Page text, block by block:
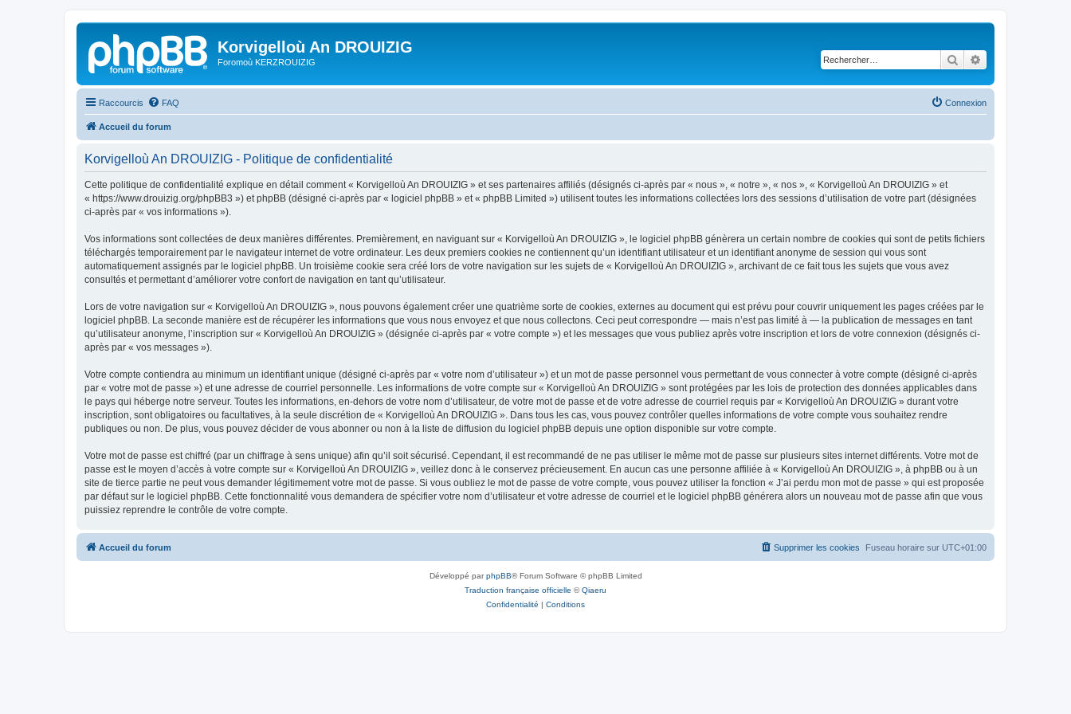
Korvigelloù An DROUIZIG
Foromoù KERZROUIZIG Rechercher
Raccourcis FAQ Connexion
Accueil du forum
Korvigelloù An DROUIZIG - Politique de confidentialité
Cette politique de confidentialité explique en détail comment « Korvigelloù An DROUIZIG » et ses partenaires affiliés (désignés ci-après par « nous », « notre », « nos », « Korvigelloù An DROUIZIG » et
« https://www.drouizig.org/phpBB3 ») et phpBB (désigné ci-après par « logiciel phpBB » et « phpBB Limited ») utilisent toutes les informations collectées lors des sessions d’utilisation de votre part (désignées
ci-après par « vos informations »).
Vos informations sont collectées de deux manières différentes. Premièrement, en naviguant sur « Korvigelloù An DROUIZIG », le logiciel phpBB génèrera un certain nombre de cookies qui sont de petits fichiers
téléchargés temporairement par le navigateur internet de votre ordinateur. Les deux premiers cookies ne contiennent qu’un identifiant utilisateur et un identifiant anonyme de session qui vous sont
automatiquement assignés par le logiciel phpBB. Un troisième cookie sera créé lors de votre navigation sur les sujets de « Korvigelloù An DROUIZIG », archivant de ce fait tous les sujets que vous avez
consultés et permettant d’améliorer votre confort de navigation en tant qu’utilisateur.
Lors de votre navigation sur « Korvigelloù An DROUIZIG », nous pouvons également créer une quatrième sorte de cookies, externes au document qui est prévu pour couvrir uniquement les pages créées par le
logiciel phpBB. La seconde manière est de récupérer les informations que vous nous envoyez et que nous collectons. Ceci peut correspondre — mais n’est pas limité à — la publication de messages en tant
qu’utilisateur anonyme, l’inscription sur « Korvigelloù An DROUIZIG » (désignée ci-après par « votre compte ») et les messages que vous publiez après votre inscription et lors de votre connexion (désignés ci-
après par « vos messages »).
Votre compte contiendra au minimum un identifiant unique (désigné ci-après par « votre nom d’utilisateur ») et un mot de passe personnel vous permettant de vous connecter à votre compte (désigné ci-après
par « votre mot de passe ») et une adresse de courriel personnelle. Les informations de votre compte sur « Korvigelloù An DROUIZIG » sont protégées par les lois de protection des données applicables dans
le pays qui héberge notre serveur. Toutes les informations, en-dehors de votre nom d’utilisateur, de votre mot de passe et de votre adresse de courriel requis par « Korvigelloù An DROUIZIG » durant votre
inscription, sont obligatoires ou facultatives, à la seule discrétion de « Korvigelloù An DROUIZIG ». Dans tous les cas, vous pouvez contrôler quelles informations de votre compte vous souhaitez rendre
publiques ou non. De plus, vous pouvez décider de vous abonner ou non à la liste de diffusion du logiciel phpBB depuis une option disponible sur votre compte.
Votre mot de passe est chiffré (par un chiffrage à sens unique) afin qu’il soit sécurisé. Cependant, il est recommandé de ne pas utiliser le même mot de passe sur plusieurs sites internet différents. Votre mot de
passe est le moyen d’accès à votre compte sur « Korvigelloù An DROUIZIG », veillez donc à le conservez précieusement. En aucun cas une personne affiliée à « Korvigelloù An DROUIZIG », à phpBB ou à un
site de tierce partie ne peut vous demander légitimement votre mot de passe. Si vous oubliez le mot de passe de votre compte, vous pouvez utiliser la fonction « J’ai perdu mon mot de passe » qui est proposée
par défaut sur le logiciel phpBB. Cette fonctionnalité vous demandera de spécifier votre nom d’utilisateur et votre adresse de courriel et le logiciel phpBB générera alors un nouveau mot de passe afin que vous
puissiez reprendre le contrôle de votre compte.
Accueil du forum Fuseau horaire sur UTC+01:00
Supprimer les cookies
Développé parphpBB® Forum Software © phpBB Limited
Traduction française officielle ©Qiaeru
Confidentialité | Conditions